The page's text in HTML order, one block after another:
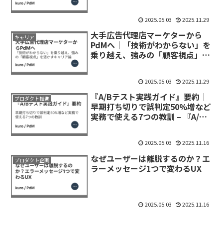
2025.05.03 2025.11.29
キャリア
大手広告代理店マーケターから
PdMへ｜「技術がわからない」を
乗り越え、強みの「顧客視点」を
2025.05.03 2025.11.29
プロダクト推進
『A/Bテスト実践ガイド』要約｜
早期打ち切りで誤判定50%増など
実務で使える7つの教訓 – 『A/B
2025.05.03 2025.11.16
プロダクト企画
なぜユーザーは離脱するのか？エ
ラーメッセージ1つで変わるUX
2025.05.03 2025.11.16